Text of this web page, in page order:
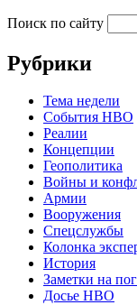
Поиск по сайту
Рубрики
Тема недели
События НВО
Реалии
Концепции
Геополитика
Войны и
Армии
Вооружения
Спецслужбы
Колонка
История
Заметки на
Досье НВО